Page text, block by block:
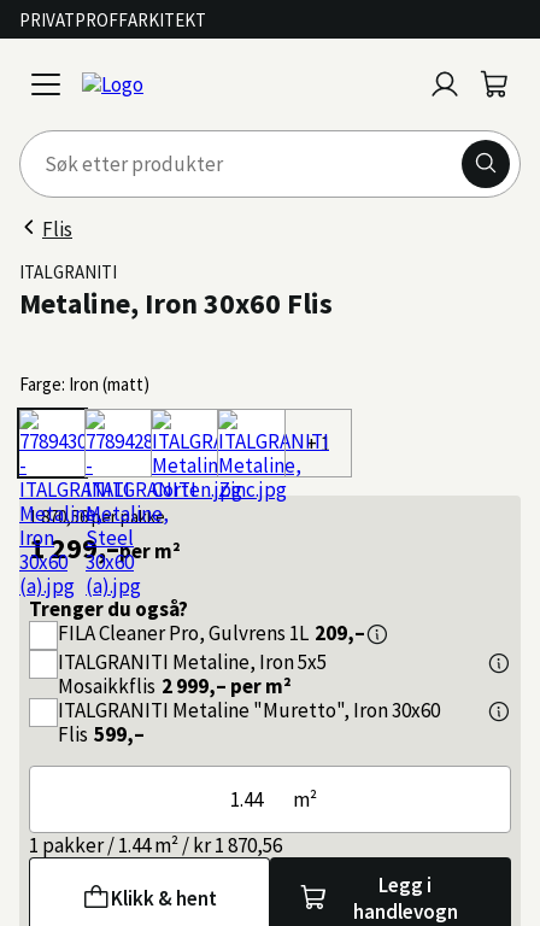
PRIVATPROFFARKITEKT
open
menu
inn
Flis
ITALGRANITI
Metaline, Iron 30x60 Flis
Farge: Iron (matt)
+ 1
1 870,56per pakke
1 299,–per m²
Trenger du også?
FILACleaner Pro, Gulvrens 1L 209,–
ITALGRANITI Metaline, Iron 5x5
Mosaikkflis 2 999,– per m²
ITALGRANITI Metaline "Muretto", Iron 30x60
Flis 599,–
m²
1 pakker / 1.44 m² / kr 1 870,56
Klikk & hent
Legg i
handlevogn